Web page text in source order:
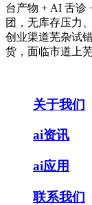
台产物 + AI 舌诊
团，无库存压力
创业渠道芜杂试
货，面临市道上
关于我们
ai资讯
ai应用
联系我们